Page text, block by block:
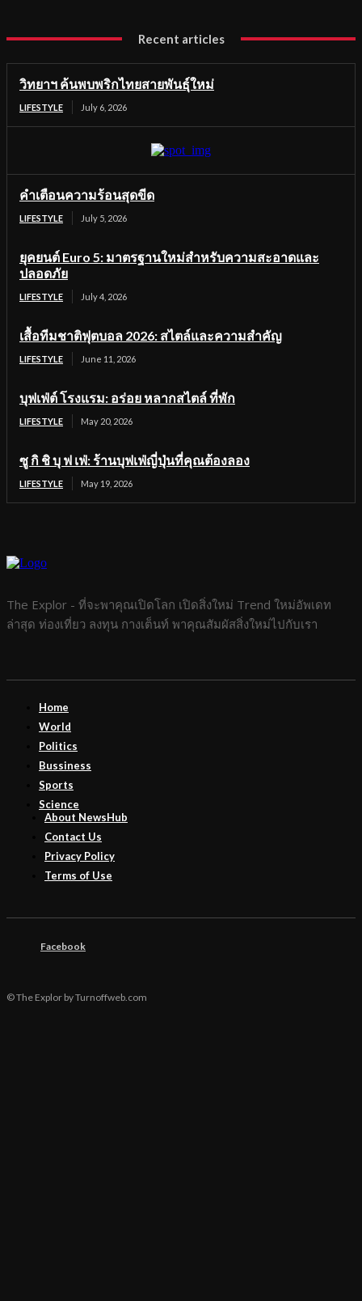
Recent articles
วิทยาฯ ค้นพบพริกไทยสายพันธุ์ใหม่
LIFESTYLE July 6, 2026
คำเตือนความร้อนสุดขีด
LIFESTYLE July 5, 2026
ยุคยนต์ Euro 5: มาตรฐานใหม่สำหรับความสะอาดและ
ปลอดภัย
LIFESTYLE July 4, 2026
เสื้อทีมชาติฟุตบอล 2026: สไตล์และความสำคัญ
LIFESTYLE June 11, 2026
บุฟเฟ่ต์ โรงแรม: อร่อย หลากสไตล์ ที่พัก
LIFESTYLE May 20, 2026
ซู กิ ชิ บุ ฟ เฟ่: ร้านบุฟเฟ่ญี่ปุ่นที่คุณต้องลอง
LIFESTYLE May 19, 2026
The Explor - ที่จะพาคุณเปิดโลก เปิดสิ่งใหม่ Trend ใหม่อัพเดท
ล่าสุด ท่องเที่ยว ลงทุน กางเต็นท์ พาคุณสัมผัสสิ่งใหม่ไปกับเรา
Home
World
Politics
Bussiness
Sports
Science
About NewsHub
Contact Us
Privacy Policy
Terms of Use
Facebook
© The Explor by Turnoffweb.com